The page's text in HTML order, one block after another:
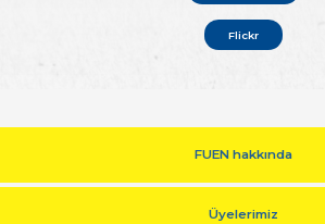
Flickr
FUEN hakkında
Üyelerimiz